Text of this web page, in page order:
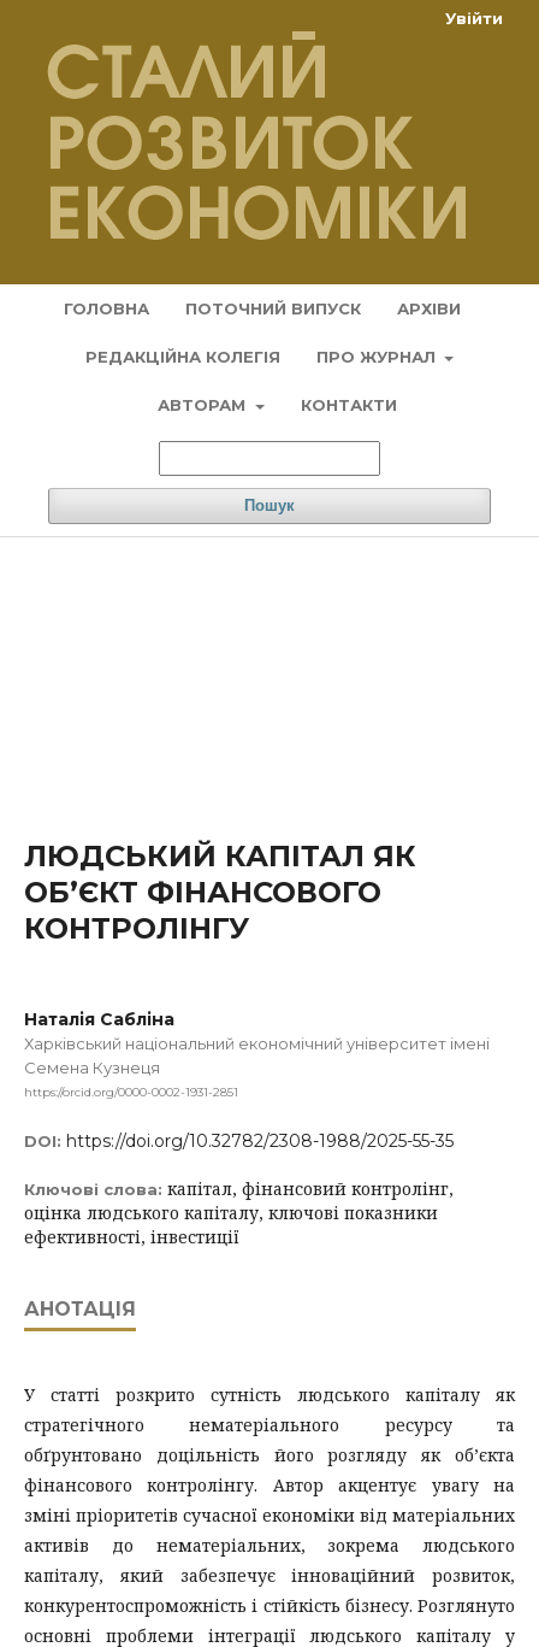
ГОЛОВНА ПОТОЧНИЙ ВИПУСК АРХІВИ
РЕДАКЦІЙНА КОЛЕГІЯ ПРО ЖУРНАЛ
АВТОРАМ КОНТАКТИ
Пошук
Увійти
ЛЮДСЬКИЙ КАПІТАЛ ЯК
ОБ’ЄКТ ФІНАНСОВОГО
КОНТРОЛІНГУ
Наталія Сабліна
Харківський національний економічний університет імені
Семена Кузнеця
https://orcid.org/0000-0002-1931-2851
DOI: https://doi.org/10.32782/2308-1988/2025-55-35
Ключові слова: капітал, фінансовий контролінг,
оцінка людського капіталу, ключові показники
ефективності, інвестиції
АНОТАЦІЯ
У статті розкрито сутність людського капіталу як
стратегічного нематеріального ресурсу та
обґрунтовано доцільність його розгляду як об’єкта
фінансового контролінгу. Автор акцентує увагу на
зміні пріоритетів сучасної економіки від матеріальних
активів до нематеріальних, зокрема людського
капіталу, який забезпечує інноваційний розвиток,
конкурентоспроможність і стійкість бізнесу. Розглянуто
основні проблеми інтеграції людського капіталу у